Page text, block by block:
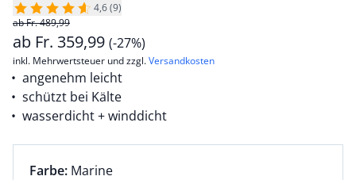
4,6 (9)
ab Fr. 489,99
ab Fr. 359,99 (-27%)
inkl. Mehrwertsteuer und zzgl.Versandkosten
angenehm leicht
schützt bei Kälte
wasserdicht + winddicht
Farbauswahl:
Farbe: aktuell ausgewählt:
Marine